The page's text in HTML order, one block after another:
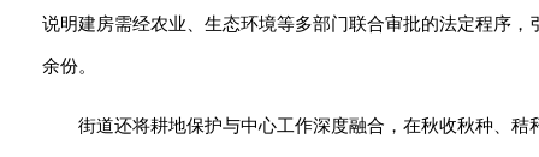
说明建房需经农业、生态环境等多部门联合审批的法定程序
余份。
街道还将耕地保护与中心工作深度融合，在秋收秋种、